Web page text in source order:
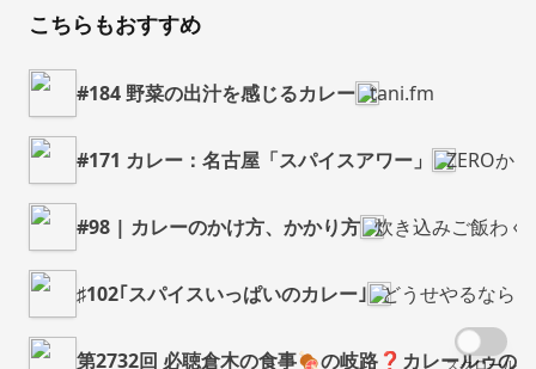
こちらもおすすめ
#184 野菜の出汁を感じるカレー tani.fm
#171 カレー：名古屋「スパイスアワー」 ZEROか
#98 | カレーのかけ方、かかり方 炊き込みご飯わく
♯102｢スパイスいっぱいのカレー｣ どうせやるなら
第2732回 必聴倉木の食事🍖の岐路❓カレールゥの話
スクロール